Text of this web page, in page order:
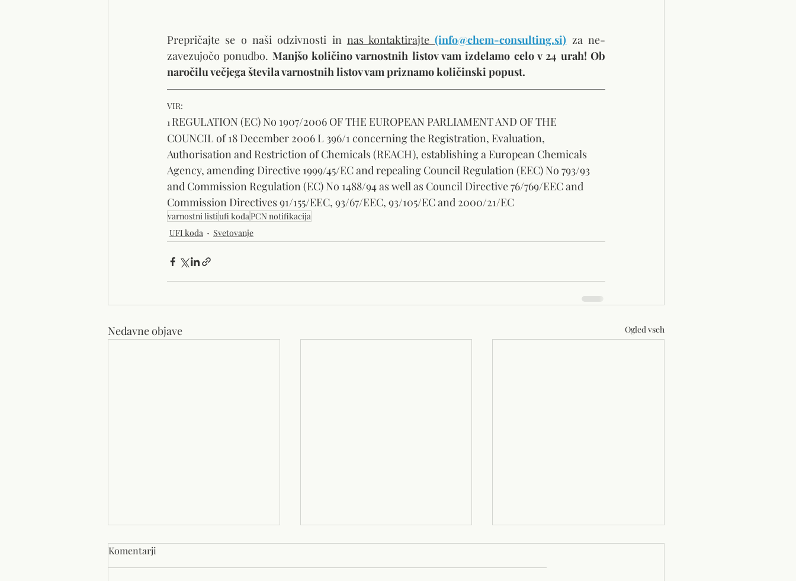
Prepričajte se o naši odzivnosti in nas kontaktirajte (info@chem-consulting.si) za ne-
zavezujočo ponudbo. Manjšo količino varnostnih listov vam izdelamo celo v 24 urah! Ob
naročilu večjega števila varnostnih listov vam priznamo količinski popust.
VIR:
1 REGULATION (EC) No 1907/2006 OF THE EUROPEAN PARLIAMENT AND OF THE
COUNCIL of 18 December 2006 L 396/1 concerning the Registration, Evaluation,
Authorisation and Restriction of Chemicals (REACH), establishing a European Chemicals
Agency, amending Directive 1999/45/EC and repealing Council Regulation (EEC) No 793/93
and Commission Regulation (EC) No 1488/94 as well as Council Directive 76/769/EEC and
Commission Directives 91/155/EEC, 93/67/EEC, 93/105/EC and 2000/21/EC
varnostni listiufi kodaPCN notifikacija
UFI koda
Svetovanje
Nedavne objave Ogled vseh
Komentarji